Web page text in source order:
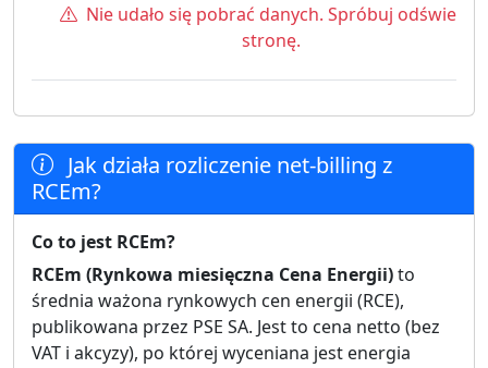
Nie udało się pobrać danych. Spróbuj odświeżyć
stronę.
Jak działa rozliczenie net-billing z
RCEm?
Co to jest RCEm?
RCEm (Rynkowa miesięczna Cena Energii)to
średnia ważona rynkowych cen energii (RCE),
publikowana przez PSE SA. Jest to cena netto (bez
VAT i akcyzy), po której wyceniana jest energia